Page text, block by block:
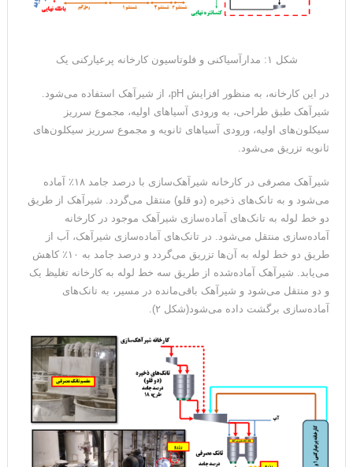
شکل ۱: مدارآسیاکنی و فلوتاسیون کارخانه پرعیارکنی یک
در این کارخانه، به منظور افزایش pH، از شیرآهک استفاده می‌شود.
شیرآهک طبق طراحی، به ورودی آسیاهای اولیه، مجموع سرریز
سیکلون‌های اولیه، ورودی آسیاهای ثانویه و مجموع سرریز سیکلون‌های
ثانویه تزریق می‌شود.
شیرآهک مصرفی در کارخانه شیرآهک‌سازی با درصد جامد ۱۸٪ آماده
می‌شود و به تانک‌های ذخیره (دو قلو) منتقل می‌گردد. شیرآهک از طریق
دو خط لوله به تانک‌های آماده‌سازی شیرآهک موجود در کارخانه
آماده‌سازی منتقل می‌شود. در تانک‌های آماده‌سازی شیرآهک، آب از
طریق دو خط لوله به آن‌ها تزریق می‌گردد و درصد جامد به ۱۰٪ کاهش
می‌یابد. شیرآهک آماده‌شده از طریق سه خط لوله به کارخانه تغلیظ یک
و دو منتقل می‌شود و شیرآهک باقی‌مانده در مسیر، به تانک‌های
آماده‌سازی برگشت داده می‌شود(شکل ۲).